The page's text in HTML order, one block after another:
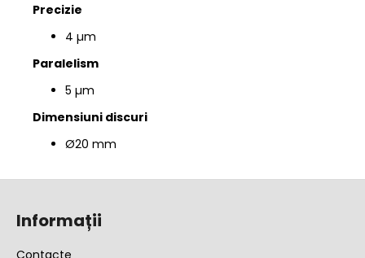
Precizie
4 µm
Paralelism
5 µm
Dimensiuni discuri
Ø20 mm
Informații
Contacte